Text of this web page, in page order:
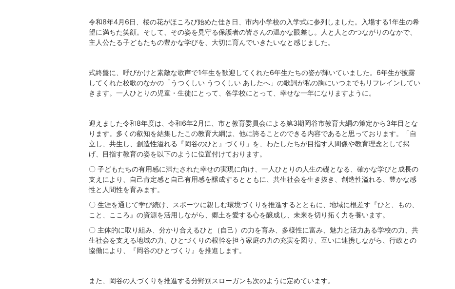
令和8年4月6日、桜の花がほころび始めた佳き日、市内小学校の入学式に参列しました。入場する1年生の希
望に満ちた笑顔。そして、その姿を見守る保護者の皆さんの温かな眼差し。人と人とのつながりのなかで、
主人公たる子どもたちの豊かな学びを、大切に育んでいきたいなと感じました。
式終盤に、呼びかけと素敵な歌声で1年生を歓迎してくれた6年生たちの姿が輝いていました。6年生が披露
してくれた校歌のなかの「うつくしい うつくしい あしたへ」の歌詞が私の胸にいつまでもリフレインしてい
きます。一人ひとりの児童・生徒にとって、各学校にとって、幸せな一年になりますように。
迎えました令和8年度は、令和6年2月に、市と教育委員会による第3期岡谷市教育大綱の策定から3年目とな
ります。多くの叡知を結集したこの教育大綱は、他に誇ることのできる内容であると思っております。「自
立し、共生し、創造性溢れる『岡谷のひと』づくり」を、わたしたちが目指す人間像や教育理念として掲
げ、目指す教育の姿を以下のように位置付けております。
〇 子どもたちの有用感に満たされた幸せの実現に向け、一人ひとりの人生の礎となる、確かな学びと成長の
支えにより、自己肯定感と自己有用感を醸成するとともに、共生社会を生き抜き、創造性溢れる、豊かな感
性と人間性を育みます。
〇 生涯を通じて学び続け、スポーツに親しむ環境づくりを推進するとともに、地域に根差す『ひと、もの、
こと、こころ』の資源を活用しながら、郷土を愛する心を醸成し、未来を切り拓く力を養います。
〇 主体的に取り組み、分かり合えるひと（自己）の力を育み、多様性に富み、魅力と活力ある学校の力、共
生社会を支える地域の力、ひとづくりの根幹を担う家庭の力の充実を図り、互いに連携しながら、行政との
協働により、『岡谷のひとづくり』を推進します。
また、岡谷の人づくりを推進する分野別スローガンも次のように定めています。